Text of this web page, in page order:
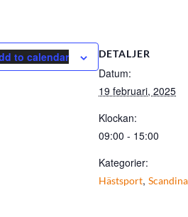
to calendar DETALJER
Datum:
19 februari, 2025
Klockan:
09:00 - 15:00
Kategorier:
Hästsport,